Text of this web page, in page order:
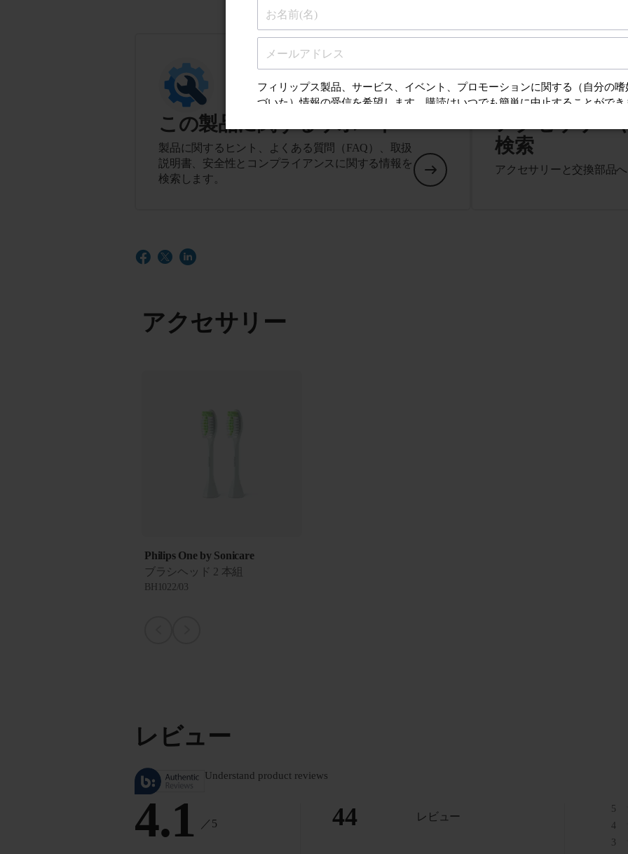
この製品に関するサポート
製品に関するヒント、よくある質問（FAQ）、取扱
説明書、安全性とコンプライアンスに関する情報を
検索します。
アクセサリー
検索
アクセサリーと交換部品へ
アクセサリー
Philips One by Sonicare
ブラシヘッド 2 本組
BH1022/03
レビュー
Understand product reviews
4.1 ／5 44 レビュー
5
4
3